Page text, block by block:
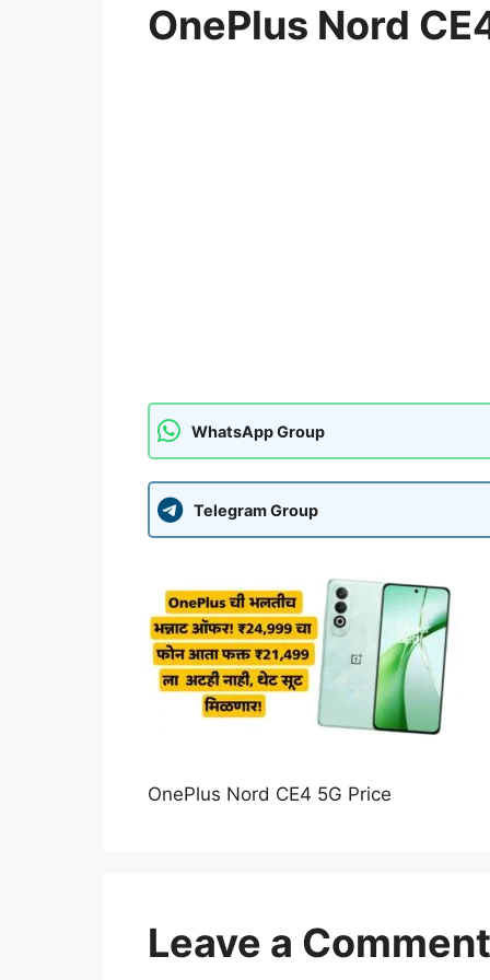
OnePlus Nord
WhatsApp Group
Telegram Group
OnePlus Nord CE4 5G Price
Leave a Comment